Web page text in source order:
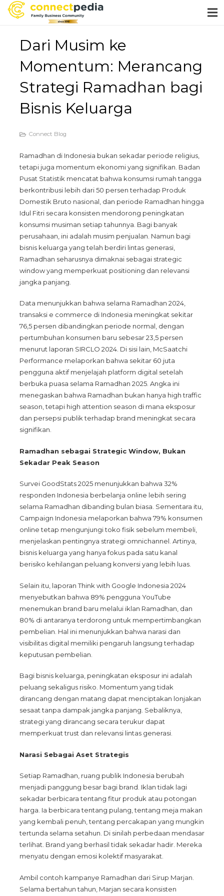
Dari Musim ke
Momentum: Merancang
Strategi Ramadhan bagi
Bisnis Keluarga
Connect Blog
Ramadhan di Indonesia bukan sekadar periode religius,
tetapi juga momentum ekonomi yang signifikan. Badan
Pusat Statistik mencatat bahwa konsumsi rumah tangga
berkontribusi lebih dari 50 persen terhadap Produk
Domestik Bruto nasional, dan periode Ramadhan hingga
Idul Fitri secara konsisten mendorong peningkatan
konsumsi musiman setiap tahunnya. Bagi banyak
perusahaan, ini adalah musim penjualan. Namun bagi
bisnis keluarga yang telah berdiri lintas generasi,
Ramadhan seharusnya dimaknai sebagai strategic
window yang memperkuat positioning dan relevansi
jangka panjang.
Data menunjukkan bahwa selama Ramadhan 2024,
transaksi e commerce di Indonesia meningkat sekitar
76,5 persen dibandingkan periode normal, dengan
pertumbuhan konsumen baru sebesar 23,5 persen
menurut laporan SIRCLO 2024. Di sisi lain, McSaatchi
Performance melaporkan bahwa sekitar 60 juta
pengguna aktif menjelajah platform digital setelah
berbuka puasa selama Ramadhan 2025. Angka ini
menegaskan bahwa Ramadhan bukan hanya high traffic
season, tetapi high attention season di mana eksposur
dan persepsi publik terhadap brand meningkat secara
signifikan.
Ramadhan sebagai Strategic Window, Bukan
Sekadar Peak Season
Survei GoodStats 2025 menunjukkan bahwa 32%
responden Indonesia berbelanja online lebih sering
selama Ramadhan dibanding bulan biasa. Sementara itu,
Campaign Indonesia melaporkan bahwa 79% konsumen
online tetap mengunjungi toko fisik sebelum membeli,
menjelaskan pentingnya strategi omnichannel. Artinya,
bisnis keluarga yang hanya fokus pada satu kanal
berisiko kehilangan peluang konversi yang lebih luas.
Selain itu, laporan Think with Google Indonesia 2024
menyebutkan bahwa 89% pengguna YouTube
menemukan brand baru melalui iklan Ramadhan, dan
80% di antaranya terdorong untuk mempertimbangkan
pembelian. Hal ini menunjukkan bahwa narasi dan
visibilitas digital memiliki pengaruh langsung terhadap
keputusan pembelian.
Bagi bisnis keluarga, peningkatan eksposur ini adalah
peluang sekaligus risiko. Momentum yang tidak
dirancang dengan matang dapat menciptakan lonjakan
sesaat tanpa dampak jangka panjang. Sebaliknya,
strategi yang dirancang secara terukur dapat
memperkuat trust dan relevansi lintas generasi.
Narasi Sebagai Aset Strategis
Setiap Ramadhan, ruang publik Indonesia berubah
menjadi panggung besar bagi brand. Iklan tidak lagi
sekadar berbicara tentang fitur produk atau potongan
harga. Ia berbicara tentang pulang, tentang meja makan
yang kembali penuh, tentang percakapan yang mungkin
tertunda selama setahun. Di sinilah perbedaan mendasar
terlihat. Brand yang berhasil tidak sekadar hadir. Mereka
menyatu dengan emosi kolektif masyarakat.
Ambil contoh kampanye Ramadhan dari Sirup Marjan.
Selama bertahun tahun, Marjan secara konsisten